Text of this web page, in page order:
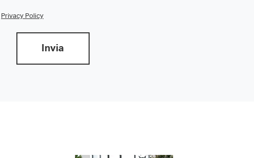
Privacy Policy
Invia